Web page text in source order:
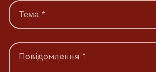
Повідомлення *